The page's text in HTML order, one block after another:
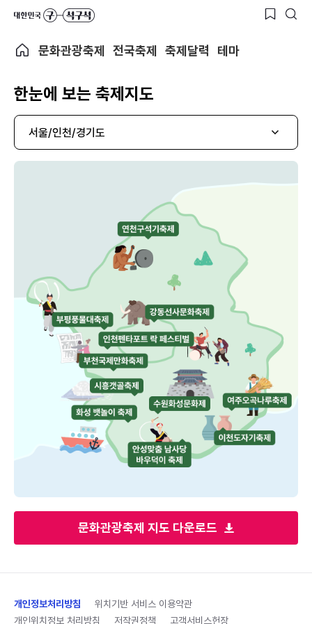
문화관광축제 전국축제 축제달력 테마
한눈에 보는 축제지도
문화관광축제 지도 다운로드
서울/인천/경기도
개인정보처리방침
위치기반 서비스 이용약관
개인위치정보 처리방침
저작권정책 고객서비스헌장